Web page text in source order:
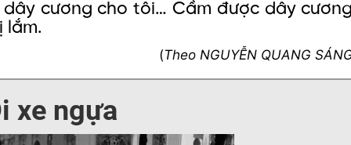
cương cho tôi… Cầm được dây
lắm.
(Theo NGUYỄN QUANG